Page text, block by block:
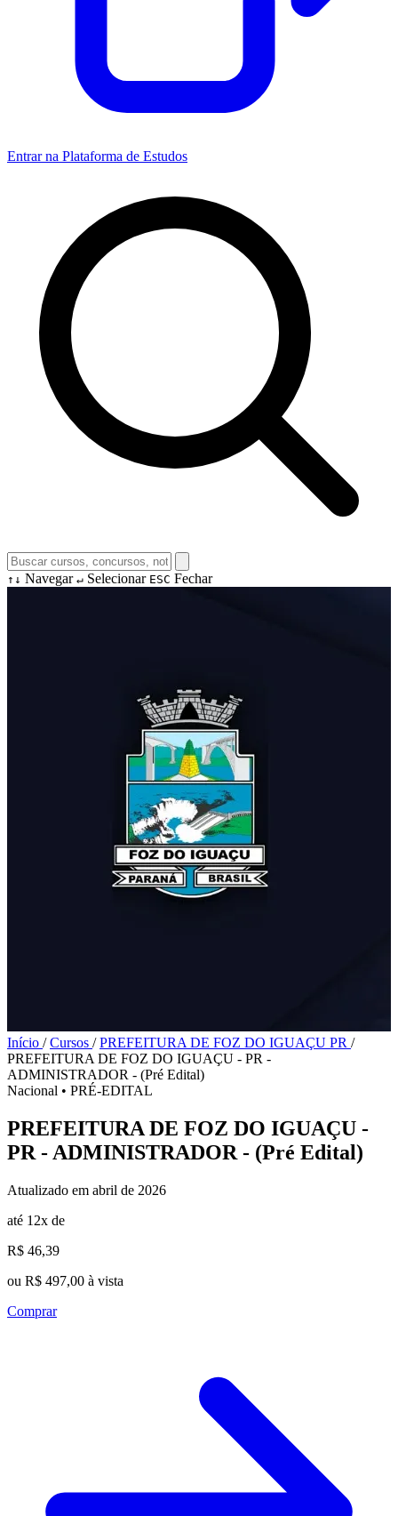
Entrar na Plataforma de Estudos
↑↓ Navegar ↵ Selecionar ESC Fechar
Início / Cursos / PREFEITURA DE FOZ DO IGUAÇU PR /
PREFEITURA DE FOZ DO IGUAÇU - PR -
ADMINISTRADOR - (Pré Edital)
Nacional • PRÉ-EDITAL
PREFEITURA DE FOZ DO IGUAÇU -
PR - ADMINISTRADOR - (Pré Edital)
Atualizado em abril de 2026
até 12x de
R$ 46,39
ou R$ 497,00 à vista
Comprar